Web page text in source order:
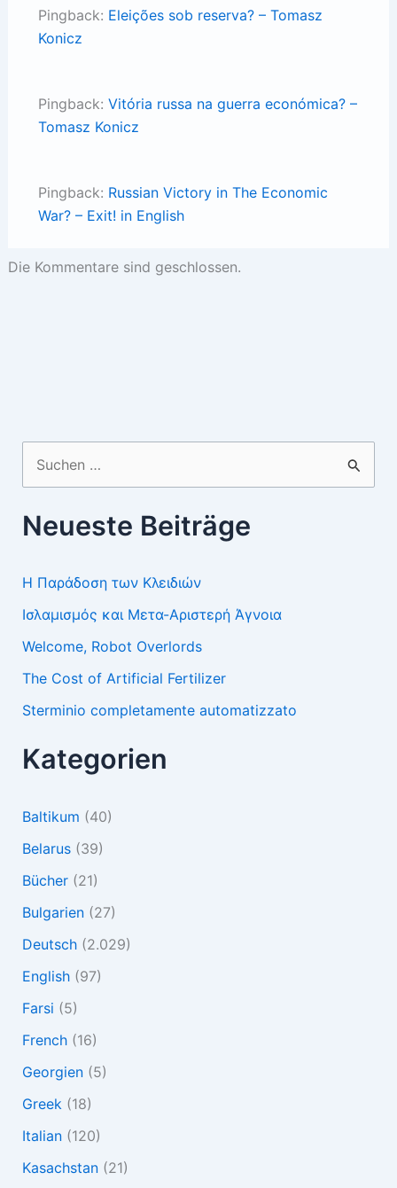
Pingback: Eleições sob reserva? – Tomasz
Konicz
Pingback: Vitória russa na guerra económica? –
Tomasz Konicz
Pingback: Russian Victory in The Economic
War? – Exit! in English
Die Kommentare sind geschlossen.
nach:
Neueste Beiträge
Η Παράδοση των Κλειδιών
Ισλαμισμός και Μετα-Αριστερή Άγνοια
Welcome, Robot Overlords
The Cost of Artificial Fertilizer
Sterminio completamente automatizzato
Kategorien
Baltikum (40)
Belarus(39)
Bücher(21)
Bulgarien(27)
Deutsch(2.029)
English(97)
Farsi (5)
French(16)
Georgien(5)
Greek (18)
Italian(120)
Kasachstan(21)